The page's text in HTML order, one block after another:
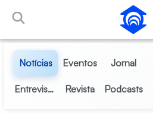
Pular para o Conteúdo principal
Notícias Eventos Jornal
Entrevistas Revista Podcasts